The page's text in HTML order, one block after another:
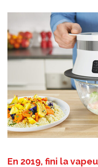
En 2019, fini la